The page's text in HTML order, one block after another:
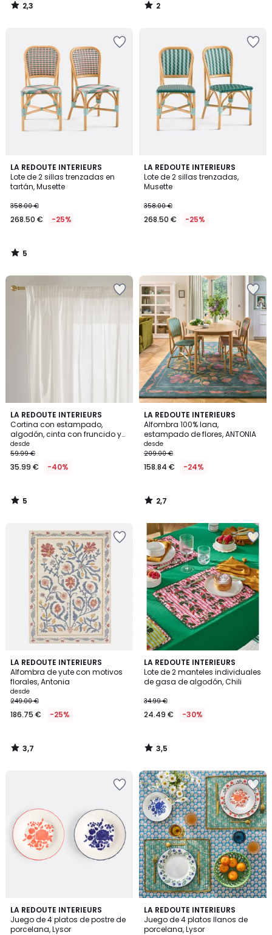
2,3
/
2
/
LA REDOUTE INTERIEURS
Lote de 2 sillas trenzadas en
tartán, Musette
358.00 €
268.50 € -25%
5
/
5
5
/
LA REDOUTE INTERIEURS
Lote de 2 sillas trenzadas,
Musette
358.00 €
268.50 € -25%
LA REDOUTE INTERIEURS
Cortina con estampado,
algodón, cinta con fruncido y
ondas, CISALI
desde
59.99 €
35.99 € -40%
5
/
5
5
/
LA REDOUTE INTERIEURS
Alfombra 100% lana,
estampado de flores, ANTONIA
desde
209.00 €
158.84 € -24%
2,7
/ 5
2,7
/
LA REDOUTE INTERIEURS
Alfombra de yute con motivos
florales, Antonia
desde
249.00 €
186.75 € -25%
3,7
/ 5
3,7
/
LA REDOUTE INTERIEURS
Lote de 2 manteles individuales
de gasa de algodón, Chili
34.99 €
24.49 € -30%
3,5
/ 5
3,5
/
LA REDOUTE INTERIEURS
Juego de 4 platos de postre de
porcelana, Lysor
5
/
5
LA REDOUTE INTERIEURS
Juego de 4 platos llanos de
porcelana, Lysor
4,6
/ 5